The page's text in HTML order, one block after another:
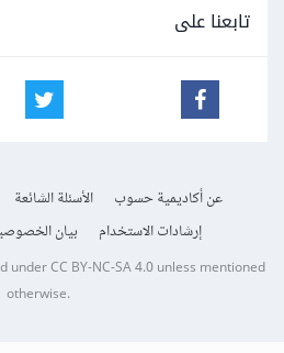
تابعنا على
عن أكاديمية حسوب الأسئلة الشائعة
إرشادات الاستخدام
بيان
underCC BY-NC-SA 4.0unless mentioned
otherwise.